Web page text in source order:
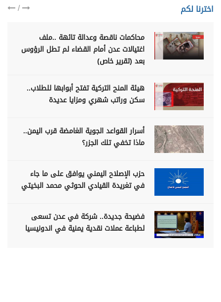
اخترنا لكم /
محاكمات ناقصة وعدالة تائهة ..ملف
اغتيالات عدن أمام القضاء لم تطل الرؤوس
بعد (تقرير خاص)
هيئة المنح التركية تفتح أبوابها للطلاب..
سكن وراتب شهري ومزايا عديدة
أسرار القواعد الجوية الغامضة قرب اليمن..
ماذا تخفي تلك الجزر؟
حزب الإصلاح اليمني يوافق على ما جاء
في تغريدة القيادي الحوثي محمد البخيتي
فضيحة جديدة.. شركة في عدن تسعى
لطباعة عملات نقدية يمنية في اندونيسيا